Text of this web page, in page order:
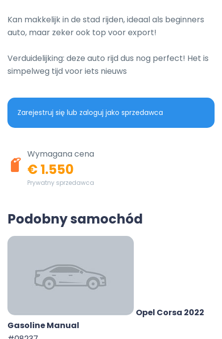
Kan makkelijk in de stad rijden, ideaal als beginners
auto, maar zeker ook top voor export!
Verduidelijking: deze auto rijd dus nog perfect! Het is
simpelweg tijd voor iets nieuws
Zarejestruj się lub zaloguj jako sprzedawca
Wymagana cena
€ 1.550
Prywatny sprzedawca
Podobny samochód
Opel Corsa 2022
Gasoline Manual